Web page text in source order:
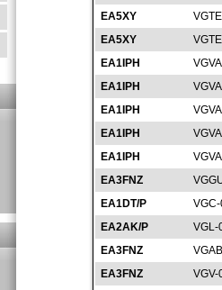
EA5XY
EA5XY
EA1IPH
EA1IPH
EA1IPH
EA1IPH
EA1IPH
EA3FNZ
EA1DT/P
EA2AK/P
VGL-
EA3FNZ
EA3FNZ
VGV-